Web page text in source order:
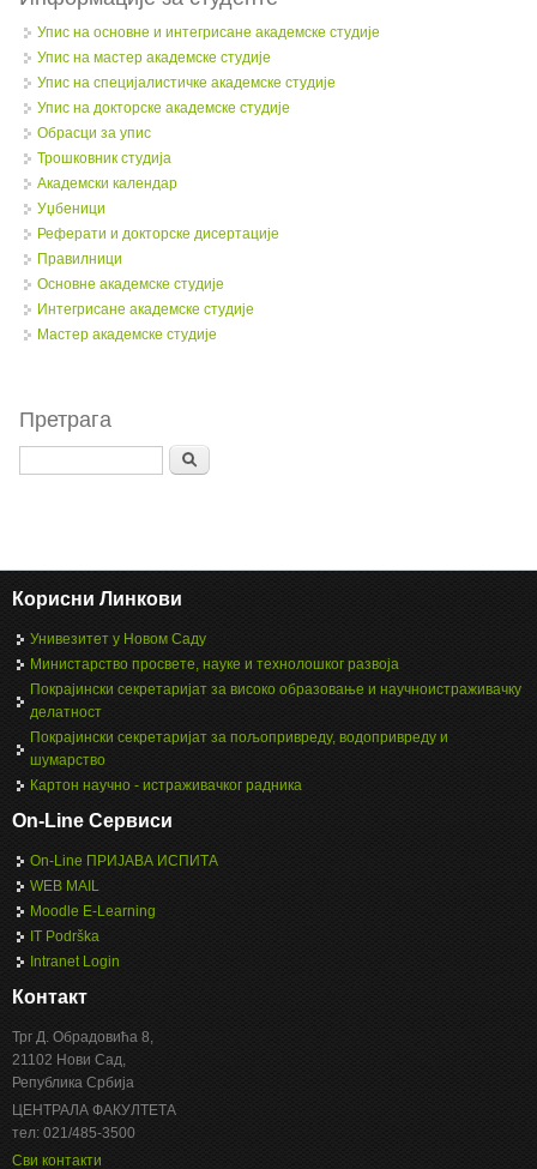
Упис на основне и интегрисане академске студије
Упис на мастер академске студије
Упис на специјалистичке академске студије
Упис на докторске академске студије
Обрасци за упис
Трошковник студија
Академски календар
Уџбеници
Реферати и докторске дисертације
Правилници
Oсновне академске студије
Интегрисане академске студије
Мастер академске студије
Претрага
Search
Корисни Линкови
Унивезитет у Новом Саду
Министарство просвете, науке и технолошког развоја
Покрајински секретаријат за високо образовање и научноистраживачку
делатност
Покрајински секретаријат за пољопривреду, водопривреду и
шумарство
Картон научно - истраживачког радника
On-Line Сервиси
On-Line ПРИЈАВА ИСПИТА
WEB MAIL
Moodle E-Learning
IT Podrška
Intranet Login
Контакт
Трг Д. Обрадовића 8,
21102 Нови Сад,
Република Србија
ЦЕНТРАЛА ФАКУЛТЕТА
тел: 021/485-3500
Сви контакти